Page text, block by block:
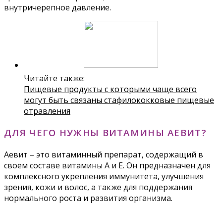
внутричерепное давление.
Читайте также:
Пищевые продукты с которыми чаще всего
могут быть связаны стафилококковые пищевые
отравления
ДЛЯ ЧЕГО НУЖНЫ ВИТАМИНЫ АЕВИТ?
Аевит – это витаминный препарат, содержащий в
своем составе витамины А и Е. Он предназначен для
комплексного укрепления иммунитета, улучшения
зрения, кожи и волос, а также для поддержания
нормального роста и развития организма.